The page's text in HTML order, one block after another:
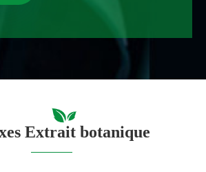
Extrait botanique